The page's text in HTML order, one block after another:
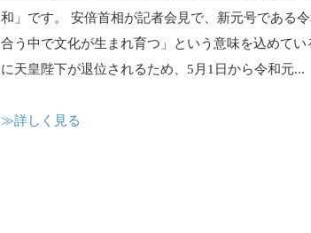
和」です。 安倍首相が記者会見で、新元号である
合う中で文化が生まれ育つ」という意味を込めて
に天皇陛下が退位されるため、5月1日から令和元...
≫詳しく見る